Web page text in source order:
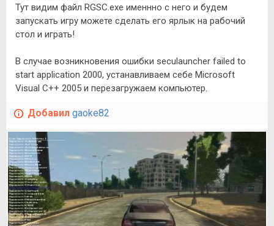
Тут видим файл RGSC.exe именнно с него и будем
запускать игру можете сделать его ярлык на рабочий
стол и играть!
В случае возникновения ошибки seculauncher failed to
start application 2000, устанавливаем себе Microsoft
Visual C++ 2005 и перезагружаем компьютер.
Добавил gaoke82